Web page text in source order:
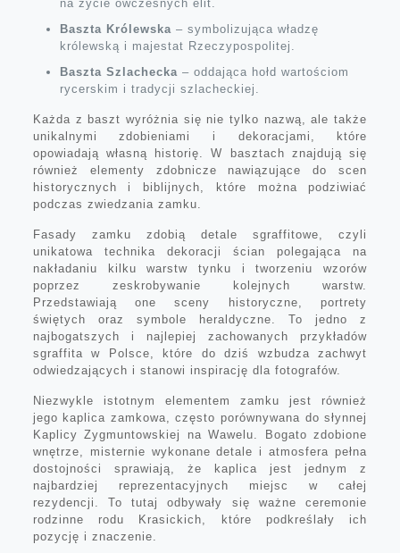
na życie ówczesnych elit.
Baszta Królewska – symbolizująca władzę
królewską i majestat Rzeczypospolitej.
Baszta Szlachecka – oddająca hołd wartościom
rycerskim i tradycji szlacheckiej.
Każda z baszt wyróżnia się nie tylko nazwą, ale także
unikalnymi zdobieniami i dekoracjami, które
opowiadają własną historię. W basztach znajdują się
również elementy zdobnicze nawiązujące do scen
historycznych i biblijnych, które można podziwiać
podczas zwiedzania zamku.
Fasady zamku zdobią detale sgraffitowe, czyli
unikatowa technika dekoracji ścian polegająca na
nakładaniu kilku warstw tynku i tworzeniu wzorów
poprzez zeskrobywanie kolejnych warstw.
Przedstawiają one sceny historyczne, portrety
świętych oraz symbole heraldyczne. To jedno z
najbogatszych i najlepiej zachowanych przykładów
sgraffita w Polsce, które do dziś wzbudza zachwyt
odwiedzających i stanowi inspirację dla fotografów.
Niezwykle istotnym elementem zamku jest również
jego kaplica zamkowa, często porównywana do słynnej
Kaplicy Zygmuntowskiej na Wawelu. Bogato zdobione
wnętrze, misternie wykonane detale i atmosfera pełna
dostojności sprawiają, że kaplica jest jednym z
najbardziej reprezentacyjnych miejsc w całej
rezydencji. To tutaj odbywały się ważne ceremonie
rodzinne rodu Krasickich, które podkreślały ich
pozycję i znaczenie.